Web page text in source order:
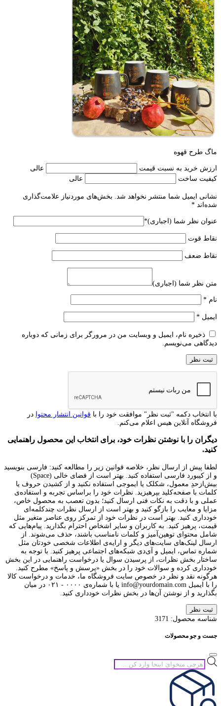
ماگ طرح قهوه
ارزش خرید به نسبت قیمت
عالی
کیفیت ساخت
عالی
نشانی ایمیل شما منتشر نخواهد شد.
بخش‌های موردنیاز علامت‌گذاری
شده‌اند *
عنوان نظر شما (اجباری)*
نقاط قوت
نقاط ضعف
متن نظر شما (اجباری)
نام *
ایمیل *
ذخیره نام، ایمیل و وبسایت من در مرورگر برای زمانی که دوباره
دیدگاهی می‌نویسم.
با انتخاب دکمه "ثبت نظر" موافقت خود را با قوانین انتشار محتوا در
فروشگاه آنلاین هیس اعلام می‌کنم.
دیگران را با نوشتن نظرات خود، برای انتخاب این محصول راهنمایی
کنید.
لطفا پیش از ارسال نظر، خلاصه قوانین زیر را مطالعه کنید: فارسی بنویسید
و از کیبورد فارسی استفاده کنید. بهتر است از فضای خالی (Space)
بیش‌از‌حدِ معمول، شکلک یا ایموجی استفاده نکنید و از کشیدن حروف یا
کلمات با صفحه‌کلید بپرهیزید. نظرات خود را براساس تجربه و استفاده‌ی
عملی و با دقت به نکات فنی ارسال کنید؛ بدون تعصب به محصول خاص،
مزایا و معایب را بازگو کنید و بهتر است از ارسال نظرات چندکلمه‌‌ای
خودداری کنید. بهتر است در نظرات خود از تمرکز روی عناصر متغیر مثل
قیمت، پرهیز کنید. به کاربران و سایر اشخاص احترام بگذارید. پیام‌هایی که
شامل محتوای توهین‌آمیز و کلمات نامناسب باشند، حذف می‌شوند. از
ارسال لینک‌های سایت‌های دیگر و ارایه‌ی اطلاعات شخصی خودتان مثل
شماره تماس، ایمیل و آی‌دی شبکه‌های اجتماعی پرهیز کنید. با توجه به
ساختار بخش نظرات، از پرسیدن سوال یا درخواست راهنمایی در این بخش
خودداری کرده و سوالات خود را در بخش «پرسش و پاسخ» مطرح کنید.
هرگونه نقد و نظر در خصوص سایت فروشگاه ما، خدمات و درخواست کالا
را با ایمیل info@yourdomain.com یا با شماره‌ی ۰۰۰۰ - ۰۲۱ در میان
بگذارید و از نوشتن آن‌ها در بخش نظرات خودداری کنید.
ثبت نظر
شناسه محصول: 3171
جست و جو محصولات
جستجوی
محصولات